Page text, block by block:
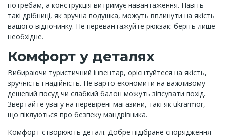
потребам, а конструкція витримує навантаження. Навіть
такі дрібниці, як зручна подушка, можуть вплинути на якість
вашого відпочинку. Не перевантажуйте рюкзак: беріть лише
необхідне.
Комфорт у деталях
Вибираючи туристичний інвентар, орієнтуйтеся на якість,
зручність і надійність. Не варто економити на важливому —
дешевий посуд чи слабкий балон можуть зіпсувати похід.
Звертайте увагу на перевірені магазини, такі як ukrarmor,
що піклуються про безпеку мандрівника.
Комфорт створюють деталі. Добре підібране спорядження